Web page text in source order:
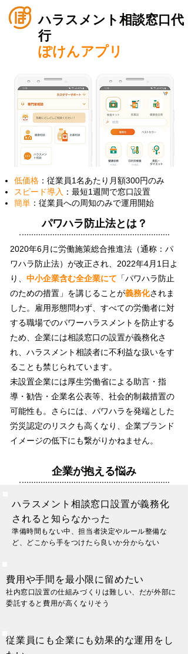
ハラスメント相談窓口代
行
ぽけんアプリ
低価格 ：従業員1名あたり月額300円のみ
スピード導入 ：最短1週間で窓口設置
簡単 ：従業員への周知のみで運用開始
​パワハラ防止法とは？
2020年6月に労働施策総合推進法（通称：パ
ワハラ防止法）が改正され、2022年4月1日よ
り、 中小企業含む全企業にて 「パワハラ防止
のための措置」を講じることが義務化されま
した。雇用形態問わず、すべての労働者に対
する職場でのパワーハラスメントを防止する
ため、企業には相談窓口の設置が義務化さ
れ、ハラスメント相談者に不利益な扱いをす
ることも禁じられています。
未設置企業には厚生労働省による助言・指
導・勧告・企業名公表等、社会的制裁措置の
可能性も。さらには、パワハラを発端とした
労災認定のリスクも高くなり、企業ブランド
イメージの低下にも繋がりかねません。
企業が抱える悩み
​ハラスメント相談窓口設置が義務化
されると知らなかった
​準備時間もない中、担当者決定やルール整備な
ど、どこから手をつけたら良いか分からない
費用や手間を最小限に留めたい
社内窓口設置の仕組みづくりは難しい、だが外部に
委託すると費用が高くなりそう
従業員にも企業にも効果的な運用をし